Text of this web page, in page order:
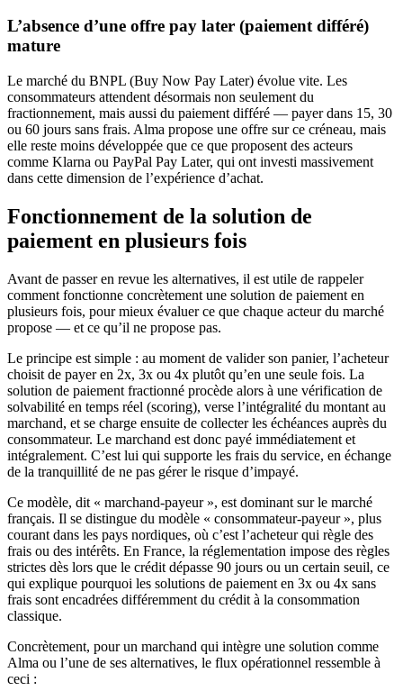
L’absence d’une offre pay later (paiement différé)
mature
Le marché du BNPL (Buy Now Pay Later) évolue vite. Les
consommateurs attendent désormais non seulement du
fractionnement, mais aussi du paiement différé — payer dans 15, 30
ou 60 jours sans frais. Alma propose une offre sur ce créneau, mais
elle reste moins développée que ce que proposent des acteurs
comme Klarna ou PayPal Pay Later, qui ont investi massivement
dans cette dimension de l’expérience d’achat.
Fonctionnement de la solution de
paiement en plusieurs fois
Avant de passer en revue les alternatives, il est utile de rappeler
comment fonctionne concrètement une solution de paiement en
plusieurs fois, pour mieux évaluer ce que chaque acteur du marché
propose — et ce qu’il ne propose pas.
Le principe est simple : au moment de valider son panier, l’acheteur
choisit de payer en 2x, 3x ou 4x plutôt qu’en une seule fois. La
solution de paiement fractionné procède alors à une vérification de
solvabilité en temps réel (scoring), verse l’intégralité du montant au
marchand, et se charge ensuite de collecter les échéances auprès du
consommateur. Le marchand est donc payé immédiatement et
intégralement. C’est lui qui supporte les frais du service, en échange
de la tranquillité de ne pas gérer le risque d’impayé.
Ce modèle, dit « marchand-payeur », est dominant sur le marché
français. Il se distingue du modèle « consommateur-payeur », plus
courant dans les pays nordiques, où c’est l’acheteur qui règle des
frais ou des intérêts. En France, la réglementation impose des règles
strictes dès lors que le crédit dépasse 90 jours ou un certain seuil, ce
qui explique pourquoi les solutions de paiement en 3x ou 4x sans
frais sont encadrées différemment du crédit à la consommation
classique.
Concrètement, pour un marchand qui intègre une solution comme
Alma ou l’une de ses alternatives, le flux opérationnel ressemble à
ceci :